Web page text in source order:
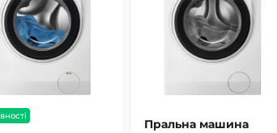
Пральна машина